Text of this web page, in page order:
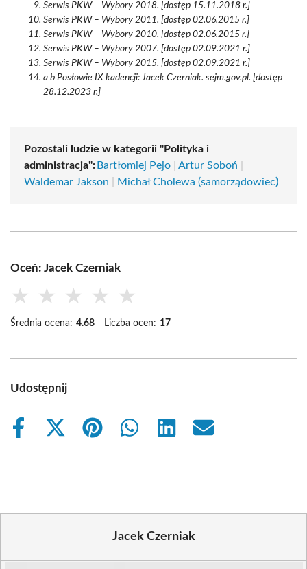
Serwis PKW – Wybory 2018. [dostęp 15.11.2018 r.]
Serwis PKW – Wybory 2011. [dostęp 02.06.2015 r.]
Serwis PKW – Wybory 2010. [dostęp 02.06.2015 r.]
Serwis PKW – Wybory 2007. [dostęp 02.09.2021 r.]
Serwis PKW – Wybory 2015. [dostęp 02.09.2021 r.]
a b Posłowie IX kadencji: Jacek Czerniak. sejm.gov.pl. [dostęp
28.12.2023 r.]
Pozostali ludzie w kategorii "Polityka i
administracja": Bartłomiej Pejo Artur Soboń
Waldemar Jakson
Michał Cholewa (samorządowiec)
Oceń: Jacek Czerniak
★ ★ ★ ★ ★
Średnia ocena: 4.68 Liczba ocen: 17
Udostępnij
Share
Share
Share
Share
Share
Share
Jacek Czerniak